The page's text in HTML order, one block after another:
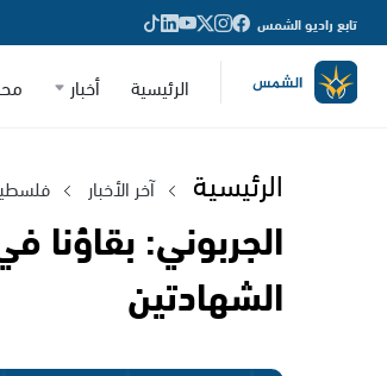
تابع راديو الشمس
الرئيسية أخبار
الرئيسية آخر الأخبار
الجربوني:
الشهادتين